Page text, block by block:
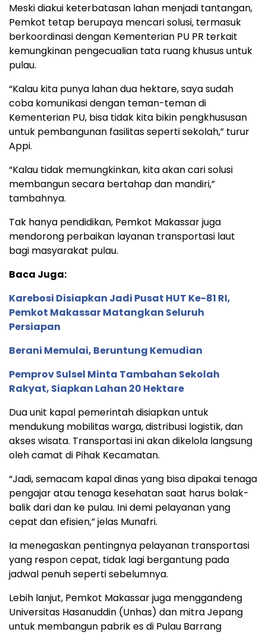
Meski diakui keterbatasan lahan menjadi tantangan,
Pemkot tetap berupaya mencari solusi, termasuk
berkoordinasi dengan Kementerian PU PR terkait
kemungkinan pengecualian tata ruang khusus untuk
pulau.
“Kalau kita punya lahan dua hektare, saya sudah
coba komunikasi dengan teman-teman di
Kementerian PU, bisa tidak kita bikin pengkhususan
untuk pembangunan fasilitas seperti sekolah,” turur
Appi.
“Kalau tidak memungkinkan, kita akan cari solusi
membangun secara bertahap dan mandiri,”
tambahnya.
Tak hanya pendidikan, Pemkot Makassar juga
mendorong perbaikan layanan transportasi laut
bagi masyarakat pulau.
Baca Juga:
Karebosi Disiapkan Jadi Pusat HUT Ke-81 RI,
Pemkot Makassar Matangkan Seluruh
Persiapan
Berani Memulai, Beruntung Kemudian
Pemprov Sulsel Minta Tambahan Sekolah
Rakyat, Siapkan Lahan 20 Hektare
Dua unit kapal pemerintah disiapkan untuk
mendukung mobilitas warga, distribusi logistik, dan
akses wisata. Transportasi ini akan dikelola langsung
oleh camat di Pihak Kecamatan.
“Jadi, semacam kapal dinas yang bisa dipakai tenaga
pengajar atau tenaga kesehatan saat harus bolak-
balik dari dan ke pulau. Ini demi pelayanan yang
cepat dan efisien,” jelas Munafri.
Ia menegaskan pentingnya pelayanan transportasi
yang respon cepat, tidak lagi bergantung pada
jadwal penuh seperti sebelumnya.
Lebih lanjut, Pemkot Makassar juga menggandeng
Universitas Hasanuddin (Unhas) dan mitra Jepang
untuk membangun pabrik es di Pulau Barrang